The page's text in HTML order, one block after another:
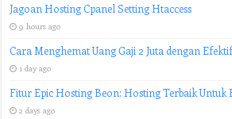
Jagoan Hosting Cpanel Setting Htaccess
9 hours ago
Cara Menghemat Uang Gaji 2 Juta dengan
1 day ago
Fitur Epic Hosting Beon: Hosting Terbaik Untuk
2 days ago